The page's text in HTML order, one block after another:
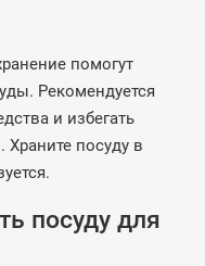
помогут
Рекомендуется
и избегать
Храните посуду в
посуду для